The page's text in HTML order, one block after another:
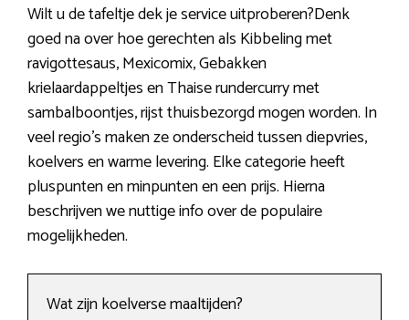
Wilt u de tafeltje dek je service uitproberen?Denk
goed na over hoe gerechten als Kibbeling met
ravigottesaus, Mexicomix, Gebakken
krielaardappeltjes en Thaise rundercurry met
sambalboontjes, rijst thuisbezorgd mogen worden. In
veel regio’s maken ze onderscheid tussen diepvries,
koelvers en warme levering. Elke categorie heeft
pluspunten en minpunten en een prijs. Hierna
beschrijven we nuttige info over de populaire
mogelijkheden.
Wat zijn koelverse maaltijden?